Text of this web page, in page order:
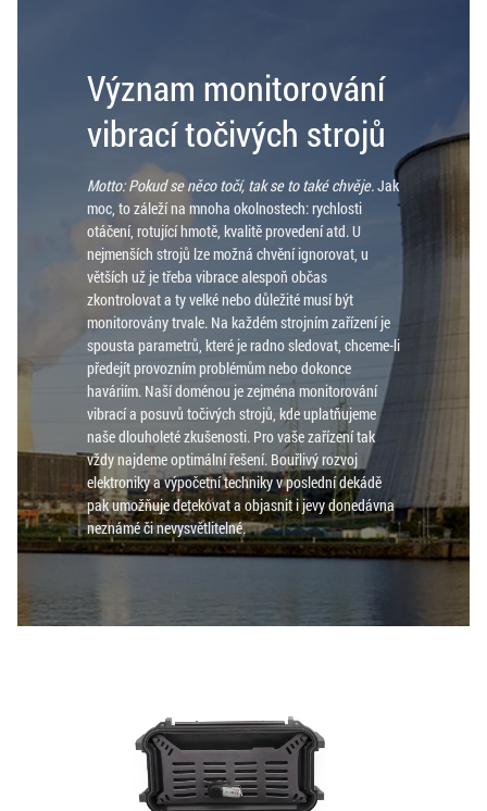
Význam monitorování
vibrací točivých strojů
Motto: Pokud se něco točí, tak se to také chvěje.Jak
moc, to záleží na mnoha okolnostech: rychlosti
otáčení, rotující hmotě, kvalitě provedení atd. U
nejmenších strojů lze možná chvění ignorovat, u
větších už je třeba vibrace alespoň občas
zkontrolovat a ty velké nebo důležité musí být
monitorovány trvale. Na každém strojním zařízení je
spousta parametrů, které je radno sledovat, chceme-li
předejít provozním problémům nebo dokonce
haváriím. Naší doménou je zejména monitorování
vibrací a posuvů točivých strojů, kde uplatňujeme
naše dlouholeté zkušenosti. Pro vaše zařízení tak
vždy najdeme optimální řešení. Bouřlivý rozvoj
elektroniky a výpočetní techniky v poslední dekádě
pak umožňuje detekovat a objasnit i jevy donedávna
neznámé či nevysvětlitelné.